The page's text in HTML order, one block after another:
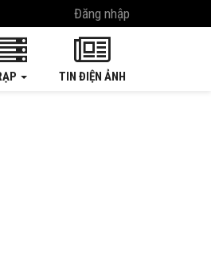
Đăng nhập
TIN ĐIỆN ẢNH